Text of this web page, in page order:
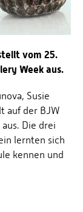
vom 25.
Week aus.
Susie
auf der BJW
Die drei
lernten sich
kennen und